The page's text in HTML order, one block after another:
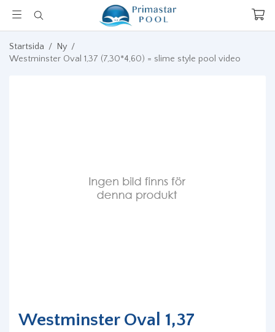
Startsida / Ny /
Westminster Oval 1,37 (7,30*4,60) = slime style pool video
Westminster Oval 1,37